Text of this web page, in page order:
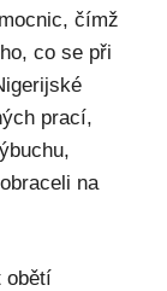
čímž
co se při
prací,
na
obětí